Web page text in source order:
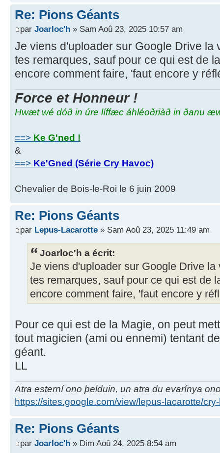
Re: Pions Géants
par Joarloc'h » Sam Aoû 23, 2025 10:57 am
Je viens d'uploader sur Google Drive la
tes remarques, sauf pour ce qui est de
encore comment faire, 'faut encore y
Force et Honneur !
Hwæt wé dóð in úre líffæc áhléoðriàð in ðanu
==> Ke G'ned !
&
==> Ke'Gned (Série Cry Havoc)
Chevalier de Bois-le-Roi le 6 juin 2009
Re: Pions Géants
par Lepus-Lacarotte » Sam Aoû 23, 2025 11:49 am
Joarloc'h a écrit:
Je viens d'uploader sur Google Drive la
tes remarques, sauf pour ce qui est de
encore comment faire, 'faut encore y
Pour ce qui est de la Magie, on peut
tout magicien (ami ou ennemi) tentant
géant.
LL
Atra esterní ono þelduin, un atra du evarínya
https://sites.google.com/view/lepus-lacarotte/
Re: Pions Géants
par Joarloc'h » Dim Aoû 24, 2025 8:54 am